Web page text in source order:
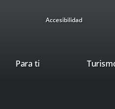
Accesibilidad
Para ti